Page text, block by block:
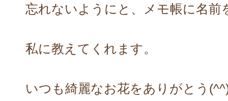
忘れないようにと、メモ帳に名前
私に教えてくれます。
いつも綺麗なお花をありがとう